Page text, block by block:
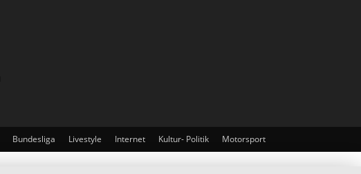
Bundesliga Livestyle Internet Kultur- Politik Motorsport